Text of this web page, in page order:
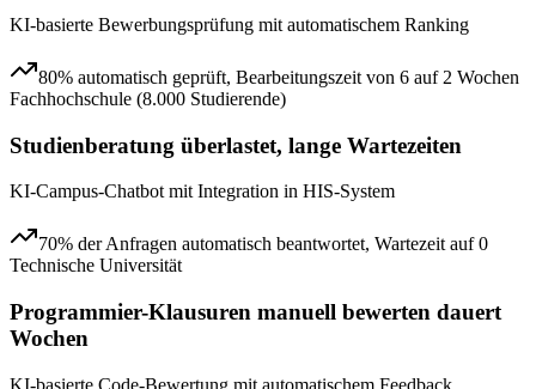
KI-basierte Bewerbungsprüfung mit automatischem Ranking
80% automatisch geprüft, Bearbeitungszeit von 6 auf 2 Wochen
Fachhochschule (8.000 Studierende)
Studienberatung überlastet, lange Wartezeiten
KI-Campus-Chatbot mit Integration in HIS-System
70% der Anfragen automatisch beantwortet, Wartezeit auf 0
Technische Universität
Programmier-Klausuren manuell bewerten dauert
Wochen
KI-basierte Code-Bewertung mit automatischem Feedback